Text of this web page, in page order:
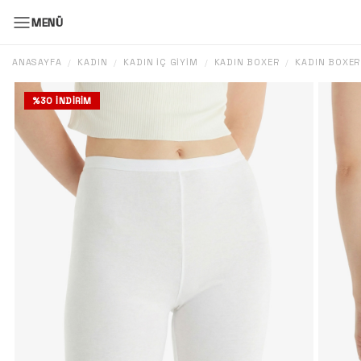
MENÜ
ANASAYFA / KADIN / KADIN İÇ GIYIM / KADIN BOXER / KADIN
%30 İNDIRIM